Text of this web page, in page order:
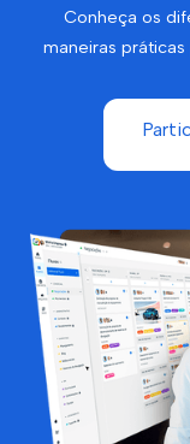
Conheça os
maneiras